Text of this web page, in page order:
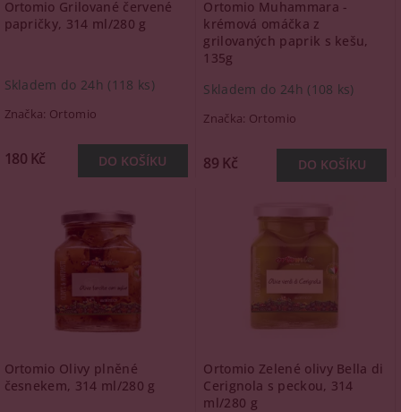
Ortomio Grilované červené
papričky, 314 ml/280 g
Skladem do 24h (118 ks)
Značka: Ortomio
180 Kč
Ortomio Muhammara -
krémová omáčka z
grilovaných paprik s kešu,
135g
Skladem do 24h (108 ks)
Značka: Ortomio
89 Kč
Ortomio Olivy plněné
česnekem, 314 ml/280 g
Ortomio Zelené olivy Bella di
Cerignola s peckou, 314
ml/280 g